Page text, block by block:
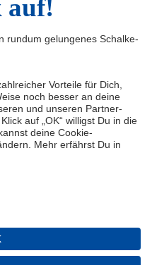
Tickets
VELTINS-Arena
Knappenschmiede
ERWIN buchen